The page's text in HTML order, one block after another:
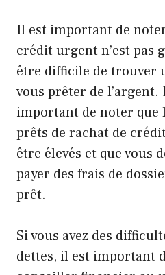
Il est important de
crédit urgent n’est pas
être difficile de trouver
vous prêter de
important de noter que
prêts de rachat de
être élevés et que vous
payer des frais de
prêt.
Si vous avez des
dettes, il est important